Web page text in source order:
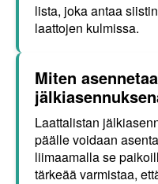
lista, joka antaa
laattojen kulmissa.
Miten
Laattalistan
päälle voidaan
liimaamalla se
tärkeää varmistaa,